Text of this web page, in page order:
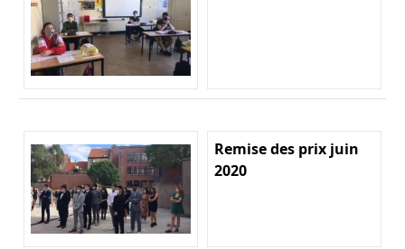
Remise des prix juin
2020